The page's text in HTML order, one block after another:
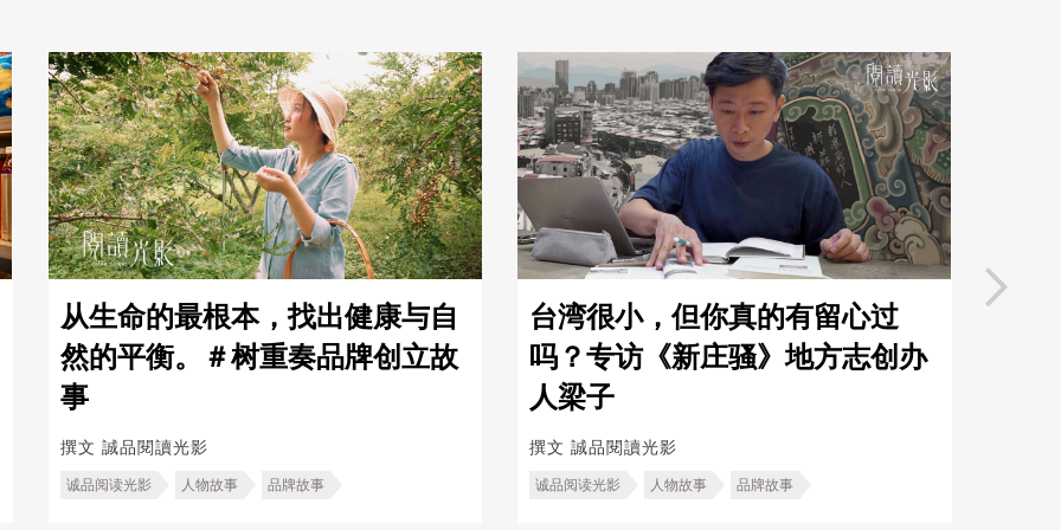
从生命的最根本，找出健康与自
然的平衡。＃树重奏品牌创立故
事
撰文 誠品閱讀光影
诚品阅读光影 人物故事 品牌故事
台湾很小，但你真的有留心过
吗？专访《新庄骚》地方志创办
人梁子
撰文 誠品閱讀光影
诚品阅读光影 人物故事 品牌故事